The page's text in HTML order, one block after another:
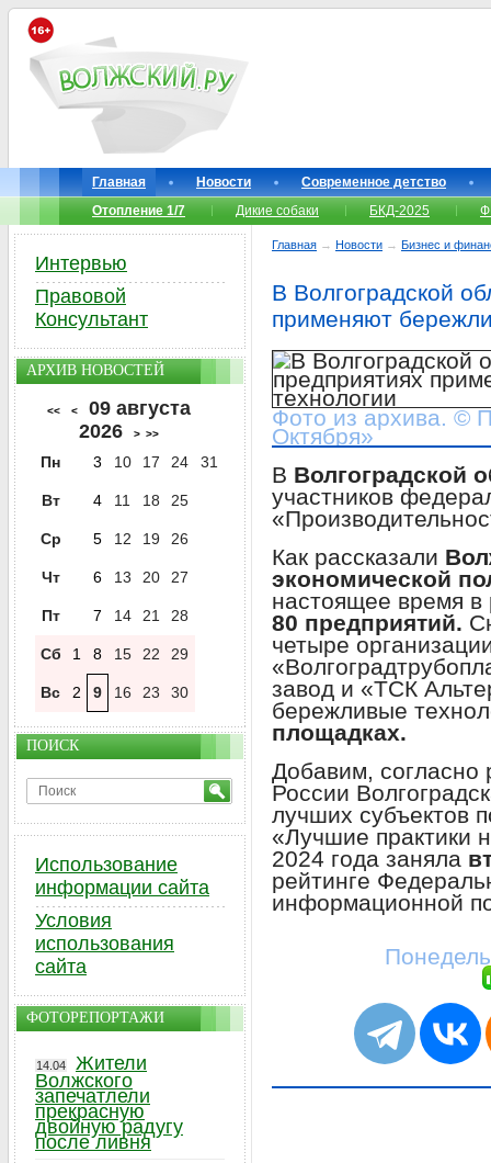
Главная Новости
Современное детство
Отопление 1/7
Дикие собаки БКД-2025
Главная → Новости → Бизнес и
В Волгоградской
применяют
Фото из архива. ©
Октября»
В Волгоградской
участников
Как рассказали
экономической
настоящее время в
80 предприятий.
четыре
завод и «ТСК
бережливые
площадках.
Добавим, согласно
России
лучших субъектов
«Лучшие практики
2024 года заняла
рейтинге
информационной
Интервью
Правовой
Консультант
АРХИВ НОВОСТЕЙ
<< <
09 августа
2026
> >>
Пн 3 10 17 24 31
Вт 4 11 18 25
Ср 5 12 19 26
Чт 6 13 20 27
Пт 7 14 21 28
Сб 1 8 15 22 29
Вс 2 9 16 23 30
ПОИСК
Использование
информации сайта
Условия
использования
сайта
ФОТОРЕПОРТАЖИ
14.04
Жители
Волжского
запечатлели
прекрасную
двойную радугу
после ливня